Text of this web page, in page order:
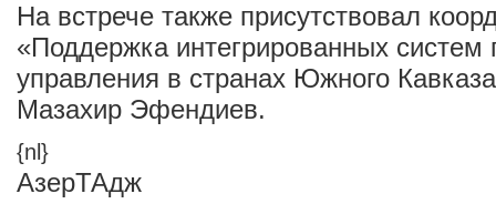
На встрече также присутствовал
«Поддержка интегрированных систем
управления в странах Южного
Мазахир Эфендиев.
{nl}
АзерТАдж